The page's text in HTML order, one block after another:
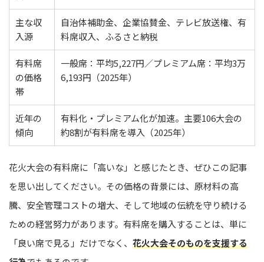
主な収
入源
自治体補助金、企業協賛金、テレビ放送権、有
料席収入、ふるさと納税
有料席
の価格
帯
一般席：平均5,227円／プレミアム席：平均3万
6,193円（2025年）
近年の
傾向
有料化・プレミアム化が加速。主要106大会の
約8割が有料席を導入（2025年）
花火大会の有料席に「高いな」と感じたとき、ぜひこの記事
を思い出してください。その価格の背景には、原材料の高
騰、安全管理コストの増大、そして地域の伝統を守り続ける
ための経営努力があります。有料席を購入することは、単に
「良い席で見る」だけでなく、 花火大会そのものを支援する